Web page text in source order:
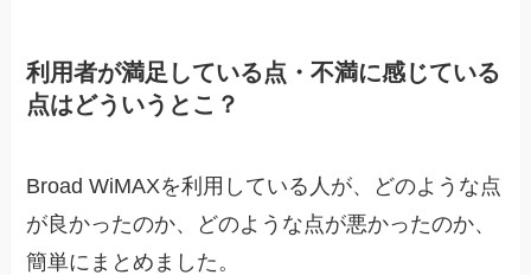
利用者が満足している点・不満に感じている
点はどういうとこ？
Broad WiMAXを利用している人が、どのような点
が良かったのか、どのような点が悪かったのか、
簡単にまとめました。